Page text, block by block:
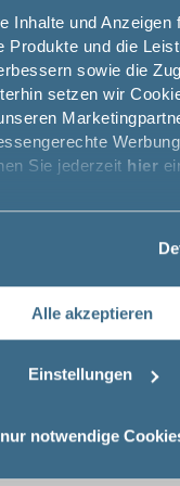
Inhalte und Anzeigen
Produkte und die
sowie die
setzen wir
Sie jederzeit hier
Alle akzeptieren
Einstellungen
nur notwendige
-10%
Design
50 €
sich hier zu
an und
auf Ihre
Anmelden